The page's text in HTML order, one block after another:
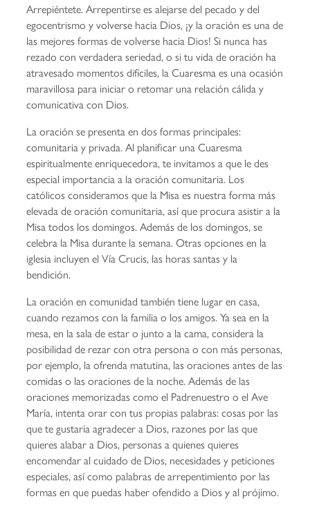
Arrepiéntete. Arrepentirse es alejarse del pecado y del
egocentrismo y volverse hacia Dios, ¡y la oración es una de
las mejores formas de volverse hacia Dios! Si nunca has
rezado con verdadera seriedad, o si tu vida de oración ha
atravesado momentos difíciles, la Cuaresma es una ocasión
maravillosa para iniciar o retomar una relación cálida y
comunicativa con Dios.
La oración se presenta en dos formas principales:
comunitaria y privada. Al planificar una Cuaresma
espiritualmente enriquecedora, te invitamos a que le des
especial importancia a la oración comunitaria. Los
católicos consideramos que la Misa es nuestra forma más
elevada de oración comunitaria, así que procura asistir a la
Misa todos los domingos. Además de los domingos, se
celebra la Misa durante la semana. Otras opciones en la
iglesia incluyen el Vía Crucis, las horas santas y la
bendición.
La oración en comunidad también tiene lugar en casa,
cuando rezamos con la familia o los amigos. Ya sea en la
mesa, en la sala de estar o junto a la cama, considera la
posibilidad de rezar con otra persona o con más personas,
por ejemplo, la ofrenda matutina, las oraciones antes de las
comidas o las oraciones de la noche. Además de las
oraciones memorizadas como el Padrenuestro o el Ave
María, intenta orar con tus propias palabras: cosas por las
que te gustaría agradecer a Dios, razones por las que
quieres alabar a Dios, personas a quienes quieres
encomendar al cuidado de Dios, necesidades y peticiones
especiales, así como palabras de arrepentimiento por las
formas en que puedas haber ofendido a Dios y al prójimo.